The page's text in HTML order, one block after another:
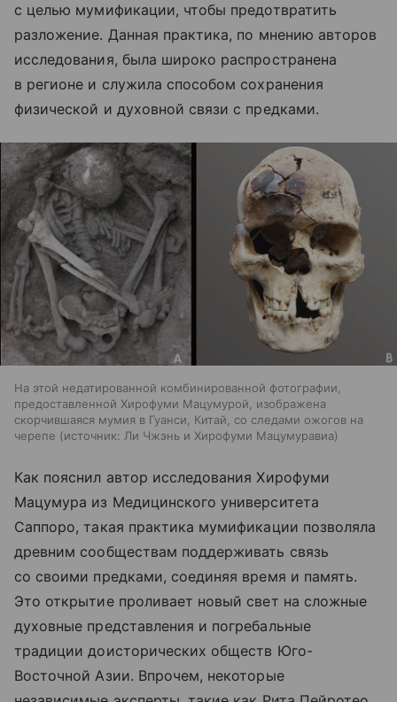
с целью мумификации, чтобы предотвратить
разложение. Данная практика, по мнению авторов
исследования, была широко распространена
в регионе и служила способом сохранения
физической и духовной связи с предками.
На этой недатированной комбинированной фотографии,
предоставленной Хирофуми Мацумурой, изображена
скорчившаяся мумия в Гуанси, Китай, со следами ожогов на
черепе
источник: Ли Чжэнь и Хирофуми Мацумуравиа
Как пояснил автор исследования Хирофуми
Мацумура из Медицинского университета
Саппоро, такая практика мумификации позволяла
древним сообществам поддерживать связь
со своими предками, соединяя время и память.
Это открытие проливает новый свет на сложные
духовные представления и погребальные
традиции доисторических обществ Юго-
Восточной Азии. Впрочем, некоторые